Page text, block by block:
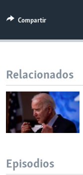
NOTA ECONÓMICA
ENTRETENIMIENTO
Compartir
Relacionados
Episodios